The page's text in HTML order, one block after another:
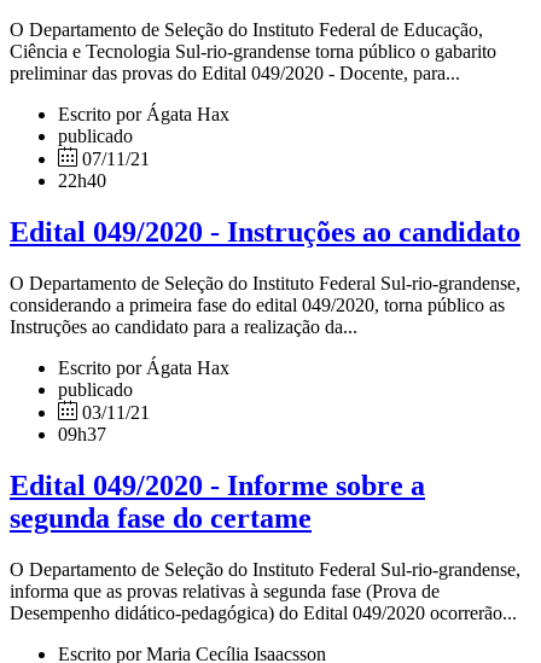
O Departamento de Seleção do Instituto Federal de Educação,
Ciência e Tecnologia Sul-rio-grandense torna público o gabarito
preliminar das provas do Edital 049/2020 - Docente, para...
Escrito por Ágata Hax
publicado
07/11/21
22h40
Edital 049/2020 - Instruções ao candidato
O Departamento de Seleção do Instituto Federal Sul-rio-grandense,
considerando a primeira fase do edital 049/2020, torna público as
Instruções ao candidato para a realização da...
Escrito por Ágata Hax
publicado
03/11/21
09h37
Edital 049/2020 - Informe sobre a
segunda fase do certame
O Departamento de Seleção do Instituto Federal Sul-rio-grandense,
informa que as provas relativas à segunda fase (Prova de
Desempenho didático-pedagógica) do Edital 049/2020 ocorrerão...
Escrito por Maria Cecília Isaacsson